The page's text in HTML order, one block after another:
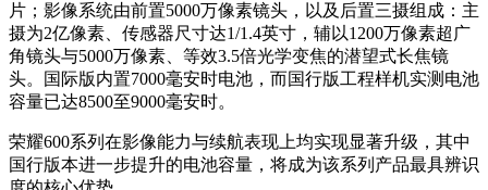
片；影像系统由前置5000万像素镜头，以及后置三摄组成：主
摄为2亿像素、传感器尺寸达1/1.4英寸，辅以1200万像素超广
角镜头与5000万像素、等效3.5倍光学变焦的潜望式长焦镜
头。国际版内置7000毫安时电池，而国行版工程样机实测电池
容量已达8500至9000毫安时。
荣耀600系列在影像能力与续航表现上均实现显著升级，其中
国行版本进一步提升的电池容量，将成为该系列产品最具辨识